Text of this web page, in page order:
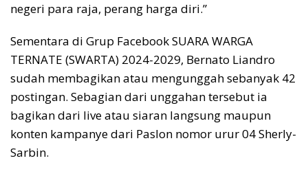
negeri para raja, perang harga diri.”
Sementara di Grup Facebook SUARA WARGA
TERNATE (SWARTA) 2024-2029, Bernato Liandro
sudah membagikan atau mengunggah sebanyak 42
postingan. Sebagian dari unggahan tersebut ia
bagikan dari live atau siaran langsung maupun
konten kampanye dari Paslon nomor urur 04 Sherly-
Sarbin.